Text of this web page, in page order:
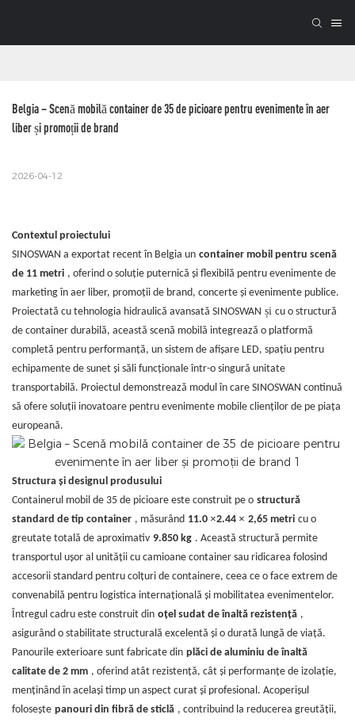
Belgia – Scenă mobilă container de 35 de picioare pentru evenimente în aer
liber și promoții de brand
2026-04-12
Contextul proiectului
SINOSWAN a exportat recent în Belgia un container mobil pentru scenă
de 11 metri , oferind o soluție puternică și flexibilă pentru evenimente de
marketing în aer liber, promoții de brand, concerte și evenimente publice.
Proiectată cu tehnologia hidraulică avansată SINOSWAN și cu o structură
de container durabilă, această scenă mobilă integrează o platformă
completă pentru performanță, un sistem de afișare LED, spațiu pentru
echipamente de sunet și săli funcționale într-o singură unitate
transportabilă. Proiectul demonstrează modul în care SINOSWAN continuă
să ofere soluții inovatoare pentru evenimente mobile clienților de pe piața
europeană.
Structura și designul produsului
Containerul mobil de 35 de picioare este construit pe o structură
standard de tip container , măsurând 11.0 ×2.44 × 2,65 metri cu o
greutate totală de aproximativ 9.850 kg . Această structură permite
transportul ușor al unității cu camioane container sau ridicarea folosind
accesorii standard pentru colțuri de containere, ceea ce o face extrem de
convenabilă pentru logistica internațională și mobilitatea evenimentelor.
Întregul cadru este construit din oțel sudat de înaltă rezistență ,
asigurând o stabilitate structurală excelentă și o durată lungă de viață.
Panourile exterioare sunt fabricate din plăci de aluminiu de înaltă
calitate de 2 mm , oferind atât rezistență, cât și performanțe de izolație,
menținând în același timp un aspect curat și profesional. Acoperișul
folosește panouri din fibră de sticlă , contribuind la reducerea greutății,